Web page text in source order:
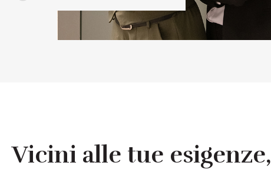
Vicini alle tue esigenze,